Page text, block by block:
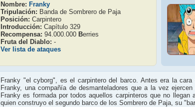
Nombre: Franky
Tripulación: Banda de Sombrero de Paja
Posición: Carpintero
Introducción: Capítulo 329
Recompensa: 94.000.000 Berries
Fruta del Diablo: -
Ver lista de ataques
Franky "el cyborg", es el carpintero del barco. Antes era la
Franky, una compañía de desmanteladores que a la vez
Franky es formada por todos aquellos carpinteros que no
quien construyo el segundo barco de los Sombrero de Paja, su